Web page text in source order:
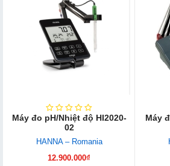
Máy đo pH/Nhiệt độ HI2020-
02
HANNA – Romania
12.900.000₫
Máy